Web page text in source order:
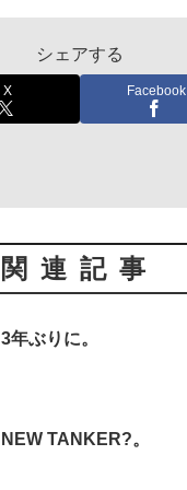
シェアする
X Facebook
関連記事
3年ぶりに。
NEW TANKER?。